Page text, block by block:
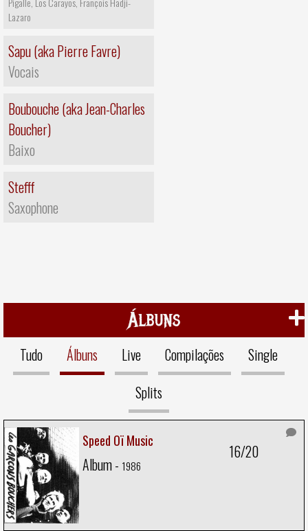
Lazaro
Sapu (aka Pierre Favre)
Vocais
Boubouche (aka Jean-Charles
Boucher)
Baixo
Stefff
Saxophone
Álbuns
Tudo Álbuns Live Compilações
Single
Splits
Speed Oï Music
Album - 1986
16/20